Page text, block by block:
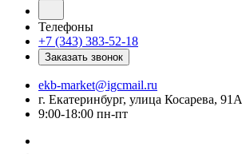
Телефоны
+7 (343) 383-52-18
Заказать звонок
ekb-market@igcmail.ru
г. Екатеринбург, улица Косарева, 91А
9:00-18:00 пн-пт